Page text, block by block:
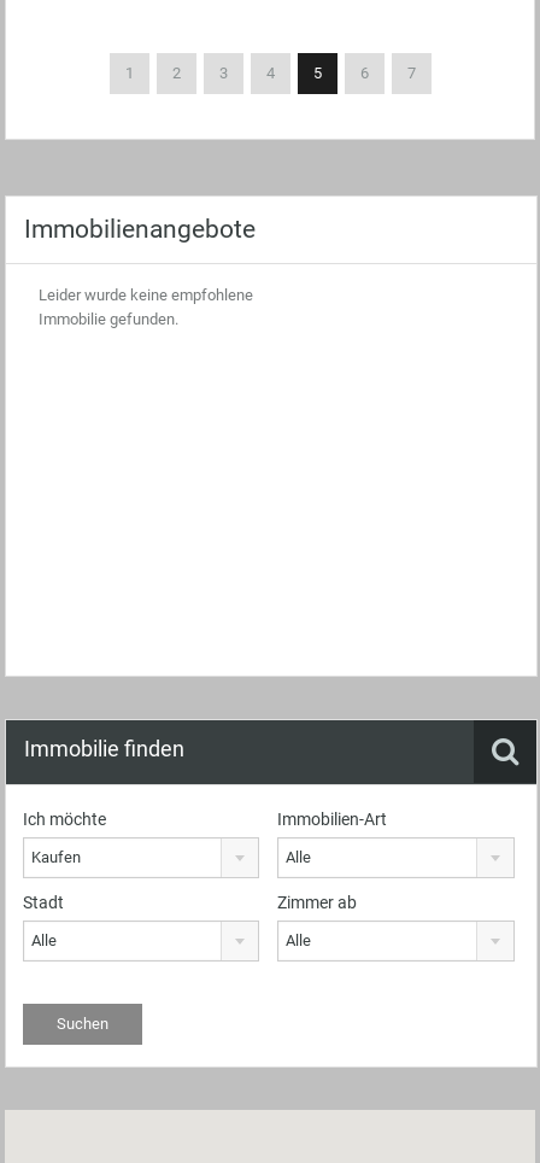
1 2 3 4 5 6 7
Immobilienangebote
Leider wurde keine empfohlene
Immobilie gefunden.
Immobilie finden
Ich möchte
Kaufen
Immobilien-Art
Alle
Stadt
Alle
Zimmer ab
Alle